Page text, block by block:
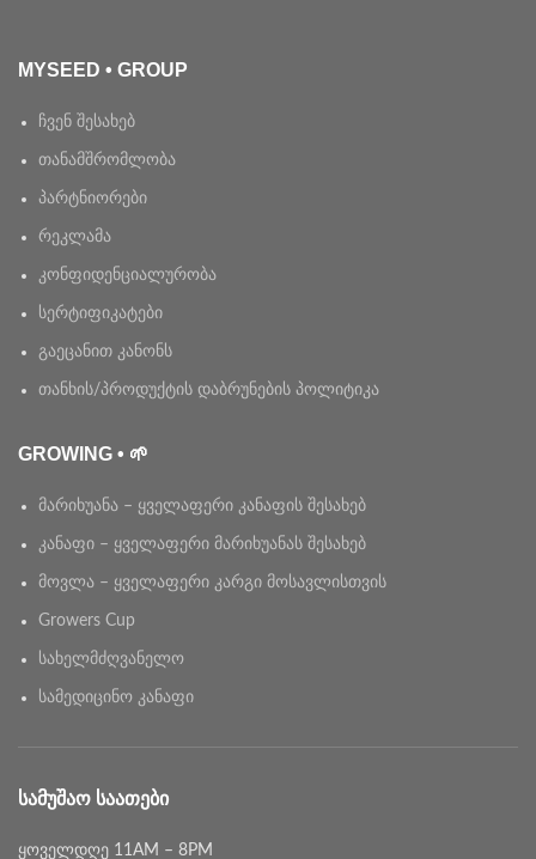
MYSEED • GROUP
ჩვენ შესახებ
თანამშრომლობა
პარტნიორები
რეკლამა
კონფიდენციალურობა
სერტიფიკატები
გაეცანით კანონს
თანხის/პროდუქტის დაბრუნების პოლიტიკა
GROWING • 🌱
მარიხუანა – ყველაფერი კანაფის შესახებ
კანაფი – ყველაფერი მარიხუანას შესახებ
მოვლა – ყველაფერი კარგი მოსავლისთვის
Growers Cup
სახელმძღვანელო
სამედიცინო კანაფი
ᲡᲐᲛᲣᲨᲐᲝ ᲡᲐᲐᲗᲔᲑᲘ
ყოველდღე 11AM – 8PM